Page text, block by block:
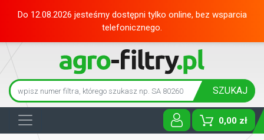
Do 12.08.2026 jesteśmy dostępni tylko online, bez wsparcia
telefonicznego.
SZUKAJ
0,00 zł
Toggle